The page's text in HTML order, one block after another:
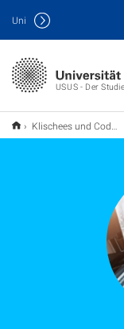
USUS - Der
Uni
Klischees und Codes Informatik